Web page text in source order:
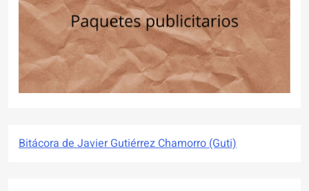
Bitácora de Javier Gutiérrez Chamorro (Guti)